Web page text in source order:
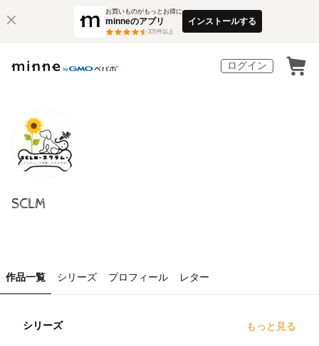
お買いものがもっとお得に
minneのアプリ
3万件以上
インストールする
ログイン
SCLM
作品一覧 シリーズ プロフィール レター
シリーズ もっと見る